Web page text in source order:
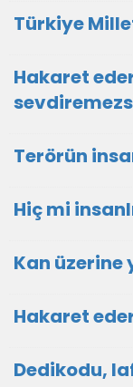
Türkiye
Hakaret
Terörün
Hiç mi
Kan
Hakaret
Dedikodu,